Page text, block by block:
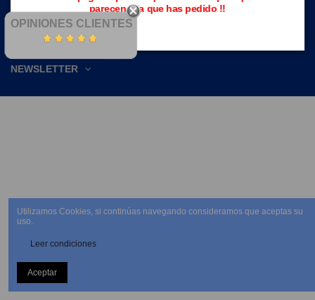
OPINIONES CLIENTES
NEWSLETTER
parecen a la que has pedido !!
Utilizamos Cookies, si continúas navegando consideramos que aceptas su
uso.
Leer condiciones
Aceptar